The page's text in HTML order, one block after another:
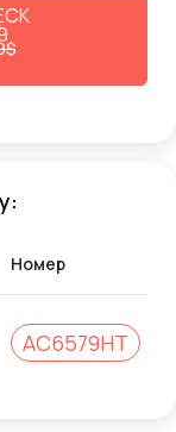
Номер
АС6579НТ